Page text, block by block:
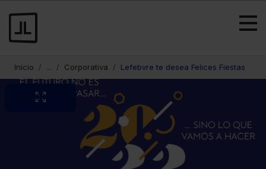
Inicio ... Corporativa Lefebvre te desea Felices Fiestas